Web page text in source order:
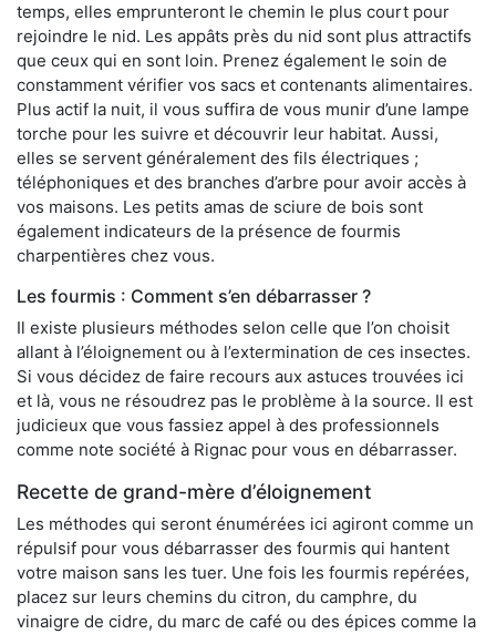
temps, elles emprunteront le chemin le plus court pour
rejoindre le nid. Les appâts près du nid sont plus attractifs
que ceux qui en sont loin. Prenez également le soin de
constamment vérifier vos sacs et contenants alimentaires.
Plus actif la nuit, il vous suffira de vous munir d’une lampe
torche pour les suivre et découvrir leur habitat. Aussi,
elles se servent généralement des fils électriques ;
téléphoniques et des branches d’arbre pour avoir accès à
vos maisons. Les petits amas de sciure de bois sont
également indicateurs de la présence de fourmis
charpentières chez vous.
Les fourmis : Comment s’en débarrasser ?
Il existe plusieurs méthodes selon celle que l’on choisit
allant à l’éloignement ou à l’extermination de ces insectes.
Si vous décidez de faire recours aux astuces trouvées ici
et là, vous ne résoudrez pas le problème à la source. Il est
judicieux que vous fassiez appel à des professionnels
comme note société à Rignac pour vous en débarrasser.
Recette de grand-mère d’éloignement
Les méthodes qui seront énumérées ici agiront comme un
répulsif pour vous débarrasser des fourmis qui hantent
votre maison sans les tuer. Une fois les fourmis repérées,
placez sur leurs chemins du citron, du camphre, du
vinaigre de cidre, du marc de café ou des épices comme la